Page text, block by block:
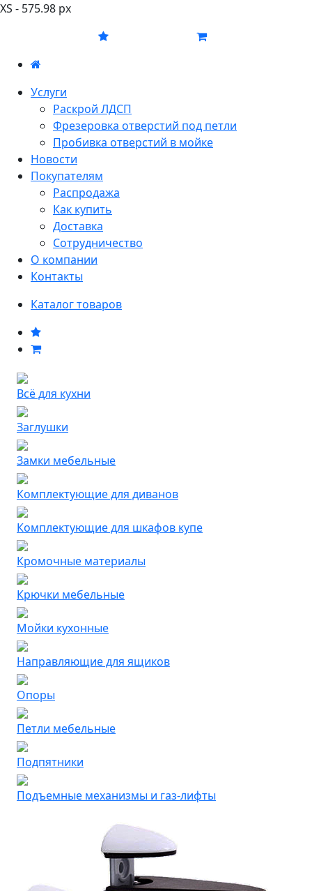
XS - 575.98 px
Услуги
Раскрой ЛДСП
Фрезеровка отверстий под петли
Пробивка отверстий в мойке
Новости
Покупателям
Распродажа
Как купить
Доставка
Сотрудничество
О компании
Контакты
Каталог товаров
Всё для кухни
Заглушки
Замки мебельные
Комплектующие для диванов
Комплектующие для шкафов купе
Кромочные материалы
Крючки мебельные
Мойки кухонные
Направляющие для ящиков
Опоры
Петли мебельные
Подпятники
Подъемные механизмы и газ-лифты